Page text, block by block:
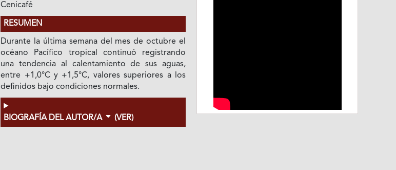
Cenicafé
RESUMEN
Durante la última semana del mes de octubre el
océano Pacífico tropical continuó registrando
una tendencia al calentamiento de sus aguas,
entre +1,0°C y +1,5°C, valores superiores a los
definidos bajo condiciones normales.
BIOGRAFÍA DEL AUTOR/A (VER)